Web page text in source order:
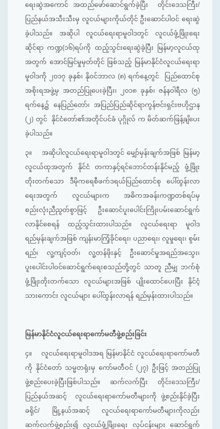
ရေးဆွဲအကောင် အထည်ဖော်ဆောင်ရွက်ခဲ့ပြီး တိုင်းဒေသကြီး/
ပြည်နယ်အသီးသီးမှ လူငယ်များကိုယ်တိုင် ဦးဆောင်ပါဝင် ရေးဆွဲ
ခဲ့ပါသည်။ အဆိုပါ လူငယ်ရေးရာမူဝါဒတွင် လူငယ်ဖွံ့ဖြိုးရေး
ဆိုင်ရာ ကဏ္ဍ(၁၆)ရပ်ကို ထည့်သွင်းရေးဆွဲခဲ့ပြီး မြန်မာ့လူငယ်ထု
အတွက် အောင်မြင်မှုမှတ်တိုင် ဖြစ်သည့် မြန်မာနိုင်ငံလူငယ်ရေးရာ
မူဝါဒကို ၂၀၁၇ ခုနှစ်၊ နိုဝင်ဘာလ (၈) ရက်နေ့တွင် ပြည်ထောင်စု
အစိုးရအဖွဲ့မှ အတည်ပြုပေးခဲ့ပြီး၊ ၂၀၁၈ ခုနှစ်၊ ဇန်နဝါရီလ (၅)
ရက်နေ့၌ နေပြည်တော်၊ အပြည်ပြည်ဆိုင်ရာကွန်ဗင်းရှင်းဗဟိုဌာန
(၂) တွင် နိုင်ငံတော်၏အတိုင်ပင်ခံ ပုဂ္ဂိုလ် က မိတ်ဆက်ဖြန့်ချိပေး
ခဲ့ပါသည်။
၃။
အဆိုပါလူငယ်ရေးရာမူဝါဒတွင် မျှော်မှန်းချက်အဖြစ် မြန်မာ့
လူငယ်ထုအတွက် နိုင်ငံ တကာနှင့်ရင်ဘောင်တန်းနိုင်မည့် ဖွံ့ဖြိုး
တိုးတက်သော ဒီမိုကရေစီဖက်ဒရယ်ပြည်ထောင်စု ပေါ်ထွန်းလာ
ရေးအတွက် လူငယ်များက အဓိကအခန်းကဏ္ဍတစ်ရပ်မှ
စည်းလုံးညီညွတ်စွာဖြင့် ဦးဆောင်ပူးပေါင်းကြိုးပမ်းဆောင်ရွက်
လာနိုင်စေရန် ထည့်သွင်းထားပါသည်။ လူငယ်ရေးရာ မူဝါဒ
ရည်မှန်းချက်အဖြစ် ကျန်းမာကြံ့ခိုင်ရေး၊ ပညာရေး၊ လူမှုရေး၊ စွမ်း
ရည်၊ လူ့ကျင့်ဝတ်၊ လူ့တန်ဖိုးနှင့် ဦးဆောင်မှုအရည်အသွေး၊
ပူးပေါင်းပါဝင်ဆောင်ရွက်ရေးစသည်တို့တွင် သာတူ ညီမျှ ဘက်စုံ
ဖွံ့ဖြိုးတိုးတက်သော လူငယ်များအဖြစ် ပျိုးထောင်ပေးပြီး နိုင်ငံ့
သားကောင်း လူငယ်များ ပေါ်ထွန်းလာရန် ရည်မှန်းထားပါသည်။
မြန်မာနိုင်ငံလူငယ်ရေးရာကော်မတီဖွဲ့စည်းခြင်း
၄။
လူငယ်ရေးရာမူဝါဒအရ မြန်မာနိုင်ငံ လူငယ်ရေးရာကော်မတီ
ကို နိုင်ငံတော် သမ္မတရုံးမှ ကော်မတီဝင် (၂၇) ဦးဖြင့် အတည်ပြု
ဖွဲ့စည်းပေးခဲ့ပြီးဖြစ်ပါသည်။ ဆက်လက်ပြီး တိုင်းဒေသကြီး/
ပြည်နယ်အဆင့် လူငယ်ရေးရာကော်မတီများကို ဖွဲ့စည်းနိုင်ခဲ့ပြီး
ခရိုင်/ မြို့နယ်အဆင့် လူငယ်ရေးရာကော်မတီများကိုလည်း
ဆက်လက်ဖွဲ့စည်း၍ လူငယ်ဖွံ့ဖြိုးရေး လုပ်ငန်းများ ဆောင်ရွက်